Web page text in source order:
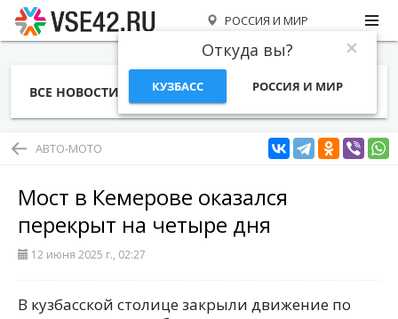
РОССИЯ И МИР
Откуда вы?
КУЗБАСС РОССИЯ И МИР
ВСЕ НОВОСТИ СТАТЬИ ТЕМЫ ФОТО
АВТО-МОТО
Мост в Кемерове оказался
перекрыт на четыре дня
12 июня 2025 г., 02:27
В кузбасской столице закрыли движение по